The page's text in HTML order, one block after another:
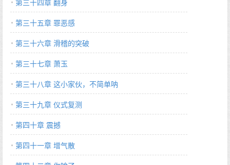
第三十四章 翻身
第三十五章 罪恶感
第三十六章 滑稽的突破
第三十七章 萧玉
第三十八章 这小家伙，不简单呐
第三十九章 仪式复测
第四十章 震撼
第四十一章 增气散